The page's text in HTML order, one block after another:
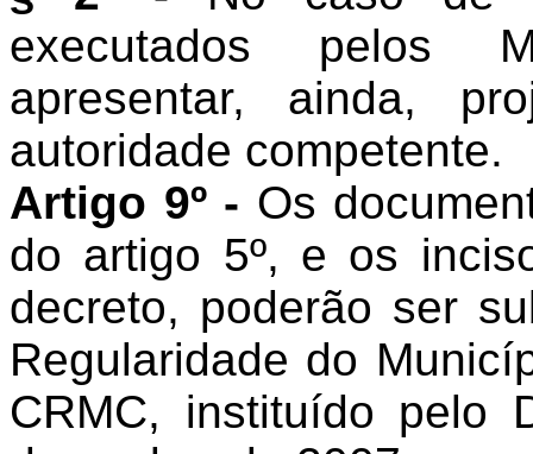
executados pelos
apresentar, ainda,
autoridade competente.
Artigo 9º - Os
do artigo 5º, e os
decreto, poderão ser
Regularidade do
CRMC, instituído pelo